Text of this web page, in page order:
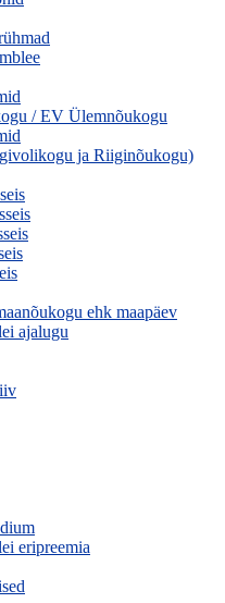
/ EV Ülemnõukogu
ja Riiginõukogu)
ehk maapäev
ajalugu
eripreemia